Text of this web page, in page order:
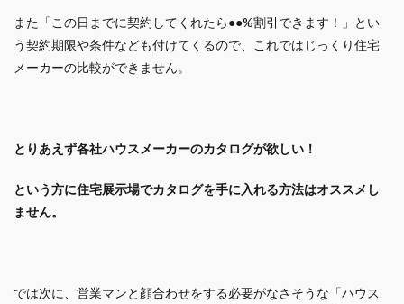
また「この日までに契約してくれたら●●%割引できます！」とい
う契約期限や条件なども付けてくるので、これではじっくり住宅
メーカーの比較ができません。
とりあえず各社ハウスメーカーのカタログが欲しい！
という方に住宅展示場でカタログを手に入れる方法はオススメし
ません。
では次に、営業マンと顔合わせをする必要がなさそうな「ハウス